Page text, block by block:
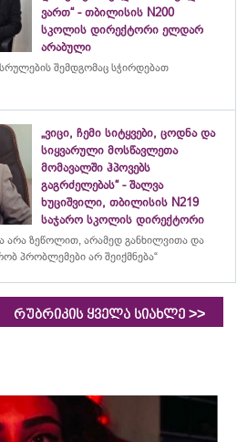
ვართ“ - თბილისის N200
სკოლის დირექტორი ელდარ
არაბული
შემდგომაც სჭირდებათ
„ვიცი, ჩემი სიტყვები, ცოდნა და
სიყვარული მოსწავლეთა
მომავალში ჰპოვებს
გაგრძელებას“ - შალვა
ხუციშვილი, თბილისის N219
საჯარო სკოლის დირექტორი
არა ზეწოლით, არამედ განხილვითა და
პრობლემები არ შეიქმნება“
რუბრიკის ყველა სიახლე >>